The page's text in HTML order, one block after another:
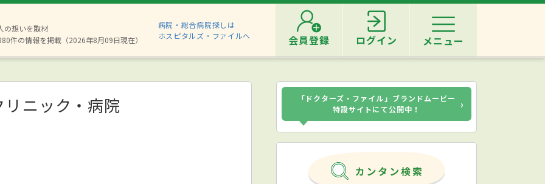
の想いを取材
件の情報を掲載（2026年8月09日現在）
病院・総合病院探しは
ホスピタルズ・ファイルへ
会員登録 ログイン メニュー
リニック・病院
「ドクターズ・ファイル」ブランドムービー
特設サイトにて公開中！
›